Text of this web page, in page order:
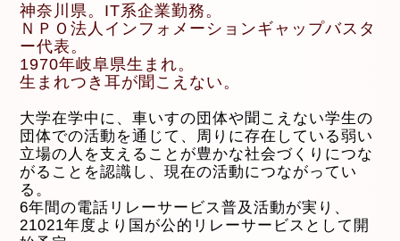
神奈川県。IT系企業勤務。
ＮＰＯ法人インフォメーションギャップバスタ
ー代表。
1970年岐阜県生まれ。
生まれつき耳が聞こえない。
大学在学中に、車いすの団体や聞こえない学生の
団体での活動を通じて、周りに存在している弱い
立場の人を支えることが豊かな社会づくりにつな
がることを認識し、現在の活動につながってい
る。
6年間の電話リレーサービス普及活動が実り、
21021年度より国が公的リレーサービスとして開